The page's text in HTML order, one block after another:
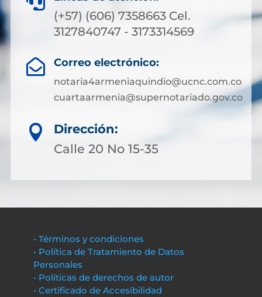
(+57) (606) 7358663 Cel.
3127840747 - 3173314569
 Correo electrónico:
notaria4armeniaquindio@ucnc.com.co
cuartaarmenia@supernotariado.gov.co

Dirección:
Calle 20 No 15-35
• Términos y condiciones
• Política de Tratamiento de Datos
Personales
• Políticas de derechos de autor
• Certificado de Accesibilidad